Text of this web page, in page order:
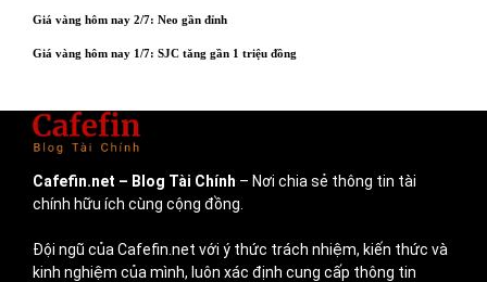
Giá vàng hôm nay 2/7: Neo gần đỉnh
Giá vàng hôm nay 1/7: SJC tăng gần 1 triệu đồng
Cafefin.net – Blog Tài Chính – Nơi chia sẻ thông tin tài
chính hữu ích cùng cộng đồng.
Đội ngũ của Cafefin.net với ý thức trách nhiệm, kiến thức và
kinh nghiệm của mình, luôn xác định cung cấp thông tin